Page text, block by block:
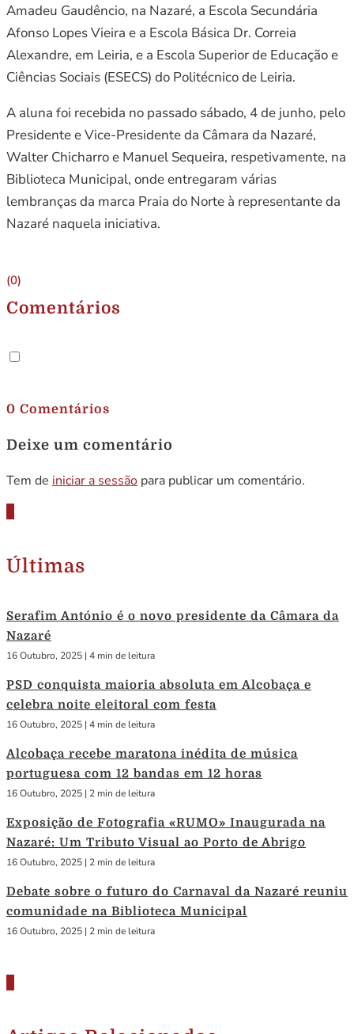
Amadeu Gaudêncio, na Nazaré, a Escola Secundária
Afonso Lopes Vieira e a Escola Básica Dr. Correia
Alexandre, em Leiria, e a Escola Superior de Educação e
Ciências Sociais (ESECS) do Politécnico de Leiria.
A aluna foi recebida no passado sábado, 4 de junho, pelo
Presidente e Vice-Presidente da Câmara da Nazaré,
Walter Chicharro e Manuel Sequeira, respetivamente, na
Biblioteca Municipal, onde entregaram várias
lembranças da marca Praia do Norte à representante da
Nazaré naquela iniciativa.
(0)
Comentários
0 Comentários
Deixe um comentário
Tem de iniciar a sessão para publicar um comentário.
Últimas
Serafim António é o novo presidente da Câmara da
Nazaré
16 Outubro, 2025 | 4 min de leitura
PSD conquista maioria absoluta em Alcobaça e
celebra noite eleitoral com festa
16 Outubro, 2025 | 4 min de leitura
Alcobaça recebe maratona inédita de música
portuguesa com 12 bandas em 12 horas
16 Outubro, 2025 | 2 min de leitura
Exposição de Fotografia «RUMO» Inaugurada na
Nazaré: Um Tributo Visual ao Porto de Abrigo
16 Outubro, 2025 | 2 min de leitura
Debate sobre o futuro do Carnaval da Nazaré reuniu
comunidade na Biblioteca Municipal
16 Outubro, 2025 | 2 min de leitura